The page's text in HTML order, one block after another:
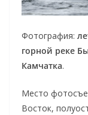
Фотография:
горной реке
Камчатка.
Место
Восток,